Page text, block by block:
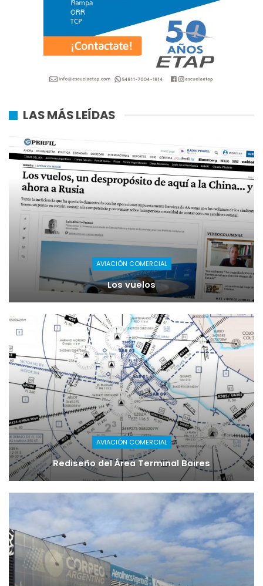
LAS MÁS LEÍDAS
AVIACIÓN COMERCIAL
Los vuelos
AVIACIÓN COMERCIAL
Rediseño del Área Terminal Baires